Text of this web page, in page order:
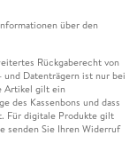
über den
Rückgaberecht von
und Datenträgern ist nur bei
Artikel gilt ein
des Kassenbons und dass
Für digitale Produkte gilt
senden Sie Ihren Widerruf